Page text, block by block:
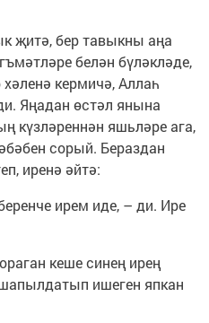
җитә, бер тавыкны аңа
белән бүләкләде,
кермичә, Аллаһ
Яңадан өстәл янына
күзләреннән яшьләре ага,
сорый. Бераздан
иренә әйтә:
ирем иде, – ди. Ире
кеше синең ирең
ишеген япкан